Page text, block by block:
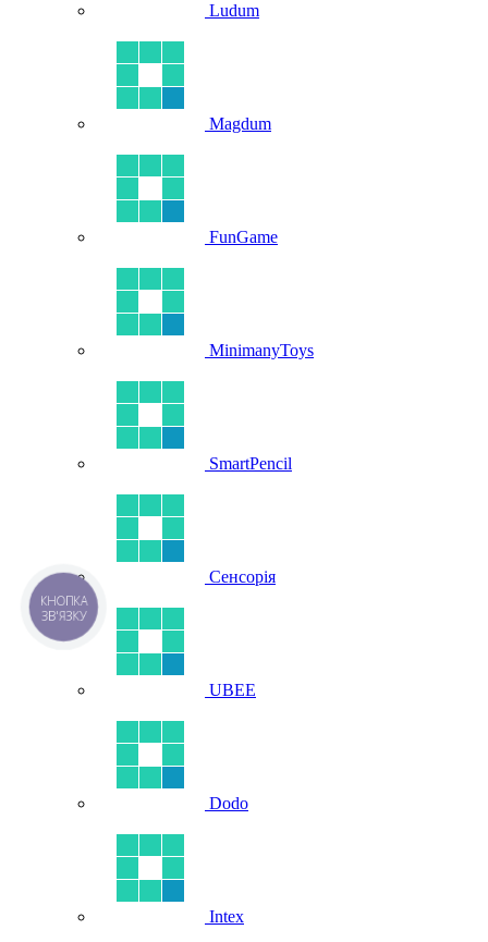
Ludum
Magdum
FunGame
MinimanyToys
SmartPencil
Сенсорія
UBEE
Dodo
Intex
КНОПКА
ЗВ'ЯЗКУ